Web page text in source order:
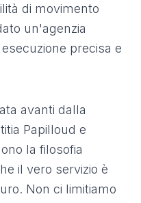
di movimento
un'agenzia
precisa e
avanti dalla
Papilloud e
la filosofia
il vero servizio è
Non ci limitiamo